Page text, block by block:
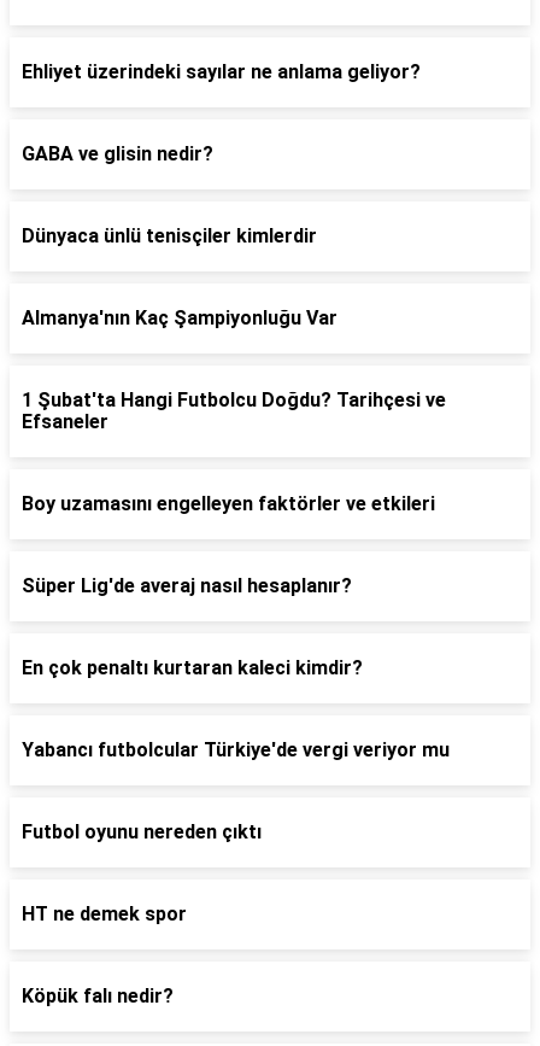
Ehliyet üzerindeki sayılar ne anlama geliyor?
GABA ve glisin nedir?
Dünyaca ünlü tenisçiler kimlerdir
Almanya'nın Kaç Şampiyonluğu Var
1 Şubat'ta Hangi Futbolcu Doğdu? Tarihçesi ve
Efsaneler
Boy uzamasını engelleyen faktörler ve etkileri
Süper Lig'de averaj nasıl hesaplanır?
En çok penaltı kurtaran kaleci kimdir?
Yabancı futbolcular Türkiye'de vergi veriyor mu
Futbol oyunu nereden çıktı
HT ne demek spor
Köpük falı nedir?